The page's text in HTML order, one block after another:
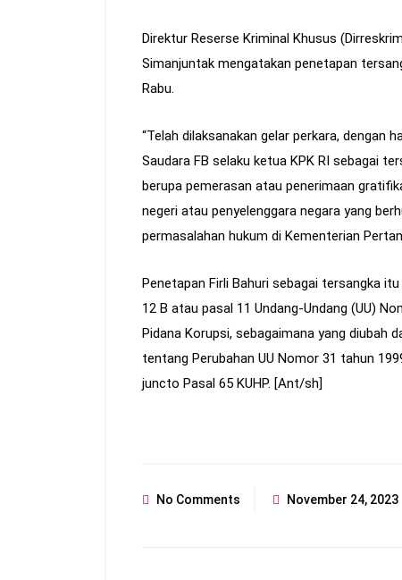
Direktur Reserse Kriminal Khusus
Simanjuntak mengatakan penetapan
Rabu.
“Telah dilaksanakan gelar perkara, dengan
Saudara FB selaku ketua KPK RI sebagai
berupa pemerasan atau penerimaan
negeri atau penyelenggara negara yang
permasalahan hukum di Kementerian
Penetapan Firli Bahuri sebagai tersangka
12 B atau pasal 11 Undang-Undang (UU)
Pidana Korupsi, sebagaimana yang diubah
tentang Perubahan UU Nomor 31 tahun
juncto Pasal 65 KUHP. [Ant/sh]
No Comments November 24, 2023